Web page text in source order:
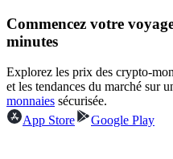
Cochon de puissance
Gagnez quotidiennement
Commencez votre
minutes
Explorez les prix des crypto-
et les tendances du marché sur
monnaies sécurisée.
App Store
Google Play